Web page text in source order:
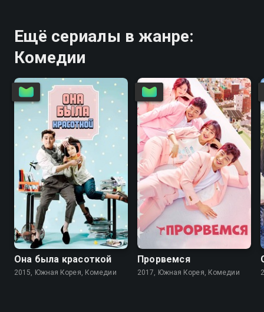
Ещё сериалы в жанре:
Комедии
7.8 7.5
Она была красоткой
2015, Южная Корея, Комедии
8.0 8.0
Прорвемся
2017, Южная Корея, Комедии